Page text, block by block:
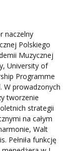
naczelny
Polskiego
Muzycznej
University of
Programme
W prowadzonych
tworzenie
strategii
na całym
Walt
Pełniła funkcję